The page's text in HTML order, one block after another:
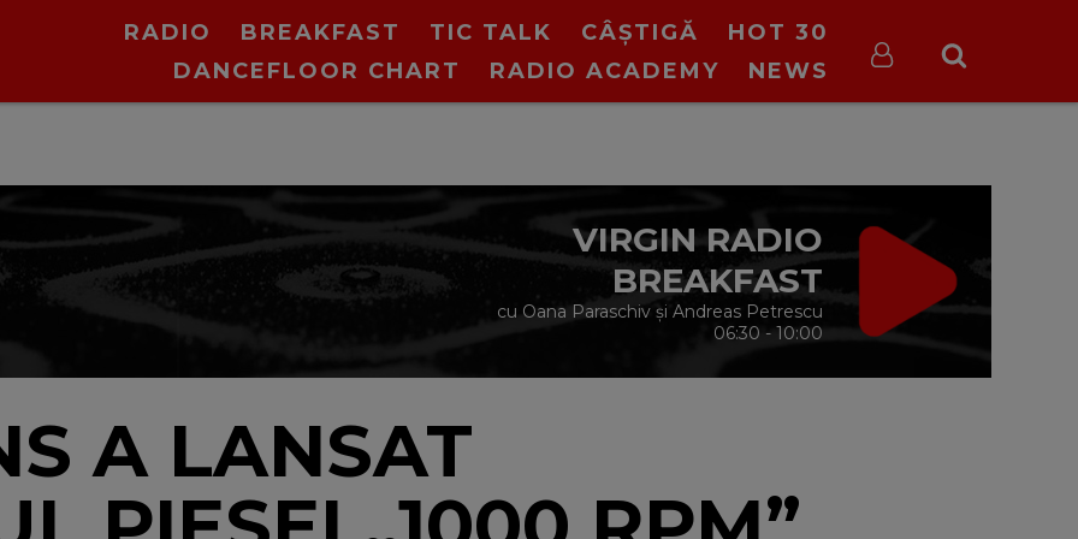
RADIO BREAKFAST TIC TALK CÂȘTIGĂ
HOT 30
DANCEFLOOR CHART
RADIO ACADEMY NEWS
VIRGIN RADIO
BREAKFAST
cu Oana Paraschiv și Andreas Petrescu
06:30 - 10:00
A LANSAT